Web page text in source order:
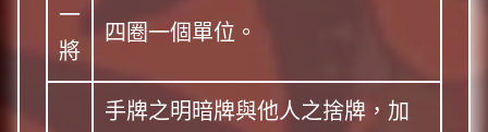
一
將
四圈一個單位。
手牌之明暗牌與他人之捨牌，加